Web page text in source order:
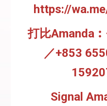
https://
打比
／+853
Signal